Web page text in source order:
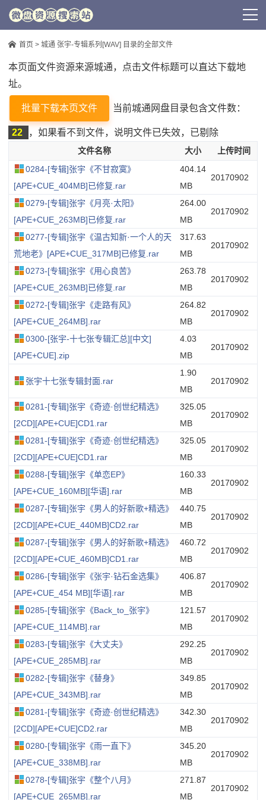
首页 > 城通 张宇-专辑系列[WAV] 目录的全部文件
本页面文件资源来源城通，点击文件标题可以直达下载地
址。
批量下载本页文件 当前城通网盘目录包含文件数：
22 ，如果看不到文件，说明文件已失效，已剔除
文件名称 大小
上传时间
0284-[专辑]张宇《不甘寂寞》
[APE+CUE_404MB]已修复.rar
404.14
MB
20170902
0279-[专辑]张宇《月亮·太阳》
[APE+CUE_263MB]已修复.rar
264.00
MB
20170902
0277-[专辑]张宇《温古知新·一个人的天
荒地老》[APE+CUE_317MB]已修复.rar
317.63
MB
20170902
0273-[专辑]张宇《用心良苦》
[APE+CUE_263MB]已修复.rar
263.78
MB
20170902
0272-[专辑]张宇《走路有风》
[APE+CUE_264MB].rar
264.82
MB
20170902
0300-[张宇-十七张专辑汇总][中文]
[APE+CUE].zip
4.03
MB
20170902
张宇十七张专辑封面.rar
1.90
MB
20170902
0281-[专辑]张宇《奇迹·创世纪精选》
[2CD][APE+CUE]CD1.rar
325.05
MB
20170902
0281-[专辑]张宇《奇迹·创世纪精选》
[2CD][APE+CUE]CD1.rar
325.05
MB
20170902
0288-[专辑]张宇《单恋EP》
[APE+CUE_160MB][华语].rar
160.33
MB
20170902
0287-[专辑]张宇《男人的好新歌+精选》
[2CD][APE+CUE_440MB]CD2.rar
440.75
MB
20170902
0287-[专辑]张宇《男人的好新歌+精选》
[2CD][APE+CUE_460MB]CD1.rar
460.72
MB
20170902
0286-[专辑]张宇《张宇·钻石金选集》
[APE+CUE_454 MB][华语].rar
406.87
MB
20170902
0285-[专辑]张宇《Back_to_张宇》
[APE+CUE_114MB].rar
121.57
MB
20170902
0283-[专辑]张宇《大丈夫》
[APE+CUE_285MB].rar
292.25
MB
20170902
0282-[专辑]张宇《替身》
[APE+CUE_343MB].rar
349.85
MB
20170902
0281-[专辑]张宇《奇迹·创世纪精选》
[2CD][APE+CUE]CD2.rar
342.30
MB
20170902
0280-[专辑]张宇《雨一直下》
[APE+CUE_338MB].rar
345.20
MB
20170902
0278-[专辑]张宇《整个八月》
[APE+CUE_265MB].rar
271.87
MB
20170902